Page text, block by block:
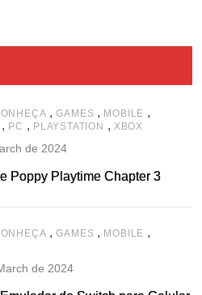
,GAMES , MOBILE ,
, PC , PLAYSTATION , XBOX
de 2024
Poppy Playtime Chapter 3
,GAMES , MOBILE ,
de 2024